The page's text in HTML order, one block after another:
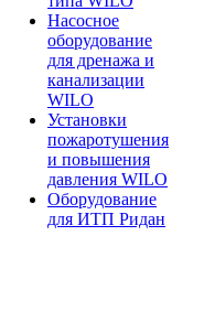
Насосное
оборудование
для дренажа и
канализации
WILO
Установки
пожаротушения
и повышения
давления WILO
Оборудование
для ИТП Ридан